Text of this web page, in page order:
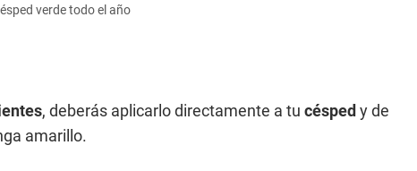
verde todo el año
, deberás aplicarlo directamente a tu césped y de
amarillo.